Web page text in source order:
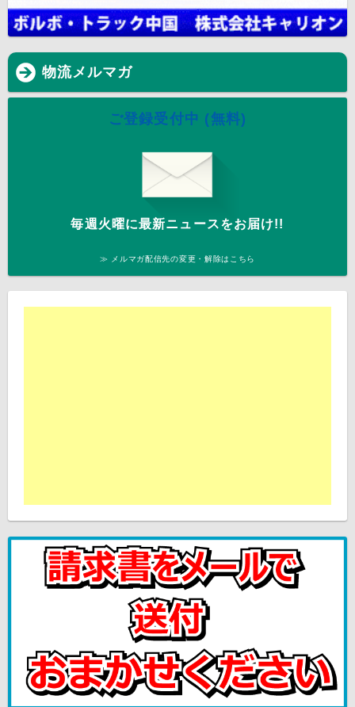
物流メルマガ
ご登録受付中 (無料)
毎週火曜に最新ニュースをお届け!!
≫ メルマガ配信先の変更・解除はこちら